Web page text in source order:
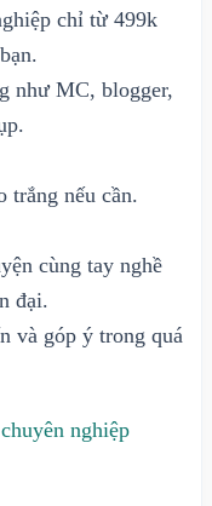
chỉ từ 499k
như MC, blogger,
trắng nếu cần.
cùng tay nghề
đại.
và góp ý trong quá
nghiệp